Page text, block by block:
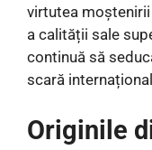
virtutea
a calității sale
continuă să
scară
Originile